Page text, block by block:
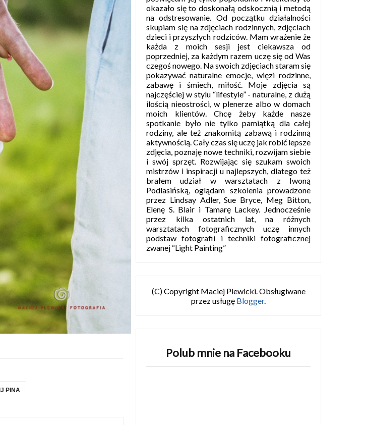
PINA
okazało się to doskonałą odskocznią i metodą
na odstresowanie. Od początku działalności
skupiam się na zdjęciach rodzinnych, zdjęciach
dzieci i przyszłych rodziców. Mam wrażenie że
każda z moich sesji jest ciekawsza od
poprzedniej, za każdym razem uczę się od Was
czegoś nowego. Na swoich zdjęciach staram się
pokazywać naturalne emocje, więzi rodzinne,
zabawę i śmiech, miłość. Moje zdjęcia są
najczęściej w stylu “lifestyle” - naturalne, z dużą
ilością nieostrości, w plenerze albo w domach
moich klientów. Chcę żeby każde nasze
spotkanie było nie tylko pamiątką dla całej
rodziny, ale też znakomitą zabawą i rodzinną
aktywnością. Cały czas się uczę jak robić lepsze
zdjęcia, poznaję nowe techniki, rozwijam siebie
i swój sprzęt. Rozwijając się szukam swoich
mistrzów i inspiracji u najlepszych, dlatego też
brałem udział w warsztatach z Iwoną
Podlasińską, oglądam szkolenia prowadzone
przez Lindsay Adler, Sue Bryce, Meg Bitton,
Elenę S. Blair i Tamarę Lackey. Jednocześnie
przez kilka ostatnich lat, na różnych
warsztatach fotograficznych uczę innych
podstaw fotografii i techniki fotograficznej
zwanej “Light Painting”
(C) Copyright Maciej Plewicki. Obsługiwane
przez usługę Blogger.
Polub mnie na Facebooku